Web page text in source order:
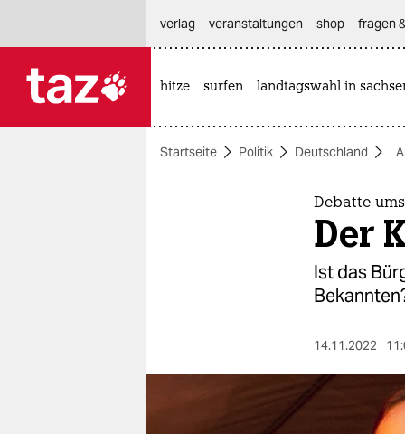
themen
verlag
veranstaltungen shop fragen
hitze surfen landtagswahl in
Startseite Politik Deutschland
Debatte
Der
Ist das
14.11.2022